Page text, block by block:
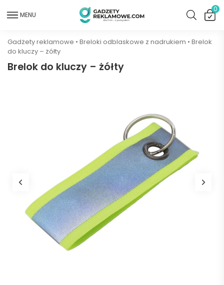
MENU
0
Gadżety reklamowe • Breloki odblaskowe z nadrukiem • Brelok
do kluczy – żółty
Brelok do kluczy – żółty